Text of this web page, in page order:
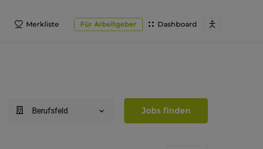
Merkliste Dashboard
Für Arbeitgeber
Berufsfeld Jobs finden